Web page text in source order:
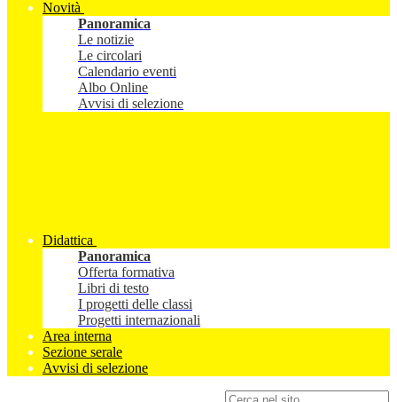
Novità
Panoramica
Le notizie
Le circolari
Calendario eventi
Albo Online
Avvisi di selezione
Didattica
Panoramica
Offerta formativa
Libri di testo
I progetti delle classi
Progetti internazionali
Area interna
Sezione serale
Avvisi di selezione